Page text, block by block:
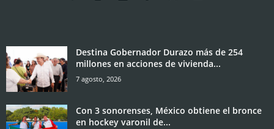
Destina Gobernador Durazo más de 254
millones en acciones de vivienda...
7 agosto, 2026
Con 3 sonorenses, México obtiene el bronce
en hockey varonil de...